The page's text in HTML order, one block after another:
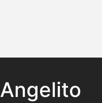
Angelito